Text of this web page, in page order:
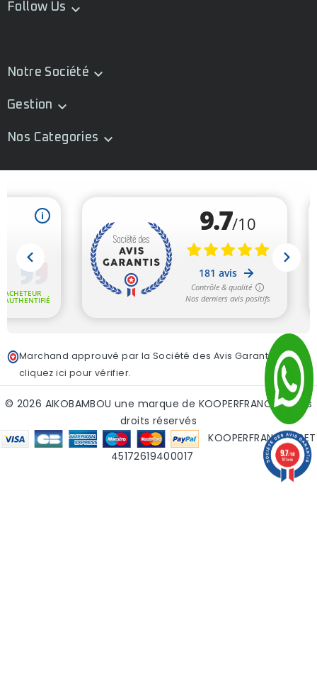
Follow Us 
Notre Société 
Gestion 
Nos Categories 
Marchand approuvé par la Société des Avis Garantis,
cliquez ici pour vérifier.
© 2026 AIKOBAMBOU une marque de KOOPERFRANCE - tous
droits réservés
KOOPERFRANCE SIRET
45172619400017
9.7/10
181 avis